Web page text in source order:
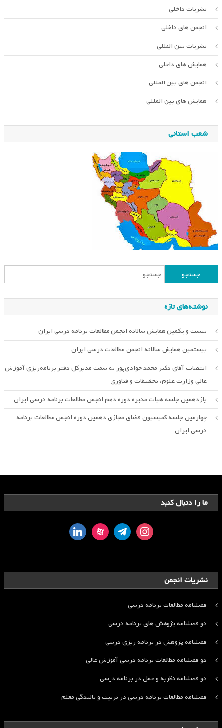
نشریات داخلی
انجمن های داخلی
نشریات بین المللی
همایش های داخلی
انجمن های بین المللی
همایش های بین المللی
شعب استانی
جستجو
برای:
نوشته‌های تازه
بیست و یکمین همایش سالانه انجمن مطالعات برنامه درسی ایران
بیستمین همایش سالانه انجمن مطالعات درسی ایران
انتصاب آقای دکتر محمد جوادی‌پور به سمت مدیرکل دفتر برنامه‌ریزی آموزش
عالی وزارت علوم، تحقیقات و فناوری
یازدهمین جلسه هیات مدیره دوره دهم انجمن مطالعات برنامه درسی ایران
چهارمین جلسه کمیسیون فضای مجازی دهمین دوره انجمن مطالعات برنامه
درسی ایران
ما را دنبال کنید
instagram
telegram
aparat
linkedin
نشریات انجمن
فصلنامه مطالعات برنامه درسی
دو فصلنامه پژوهش های برنامه درسی
فصلنامه پژوهش در برنامه ریزی درسی
دو فصلنامه مطالعات برنامه درسی آموزش عالی
دو فصلنامه نظریه و عمل در برنامه درسی
فصلنامه مطالعات برنامه درسی در تربیت و بالندگی معلم